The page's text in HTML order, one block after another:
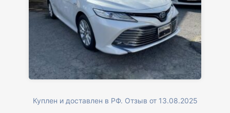
Куплен и доставлен в РФ. Отзыв от 13.08.2025